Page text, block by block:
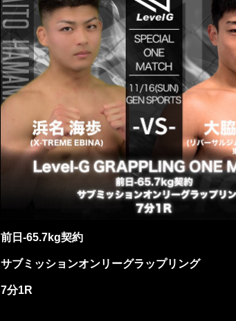
前日-65.7kg契約
サブミッションオンリーグラップリング
7分1R